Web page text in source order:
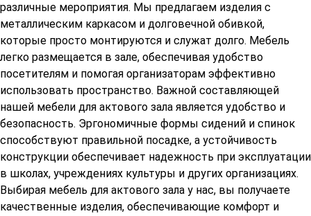
различные мероприятия. Мы предлагаем изделия с
металлическим каркасом и долговечной обивкой,
которые просто монтируются и служат долго. Мебель
легко размещается в зале, обеспечивая удобство
посетителям и помогая организаторам эффективно
использовать пространство. Важной составляющей
нашей мебели для актового зала является удобство и
безопасность. Эргономичные формы сидений и спинок
способствуют правильной посадке, а устойчивость
конструкции обеспечивает надежность при эксплуатации
в школах, учреждениях культуры и других организациях.
Выбирая мебель для актового зала у нас, вы получаете
качественные изделия, обеспечивающие комфорт и